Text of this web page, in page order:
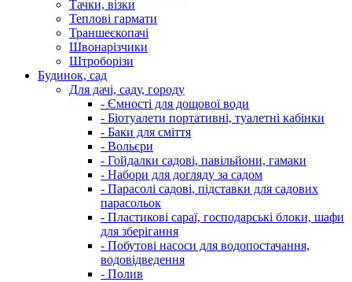
Тачки, візки
Теплові гармати
Траншеєкопачі
Швонарізчики
Штроборізи
Будинок, сад
Для дачі, саду, городу
- Ємності для дощової води
- Біотуалети портативні, туалетні кабінки
- Баки для сміття
- Вольєри
- Гойдалки садові, павільйони, гамаки
- Набори для догляду за садом
- Парасолі садові, підставки для садових
парасольок
- Пластикові сараї, господарські блоки, шафи
для зберігання
- Побутові насоси для водопостачання,
водовідведення
- Полив